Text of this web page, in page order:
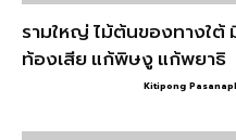
รามใหญ่ ไม้ต้นของทางใต้
ท้องเสีย แก้พิษงู แก้พยาธิ
Kitipong